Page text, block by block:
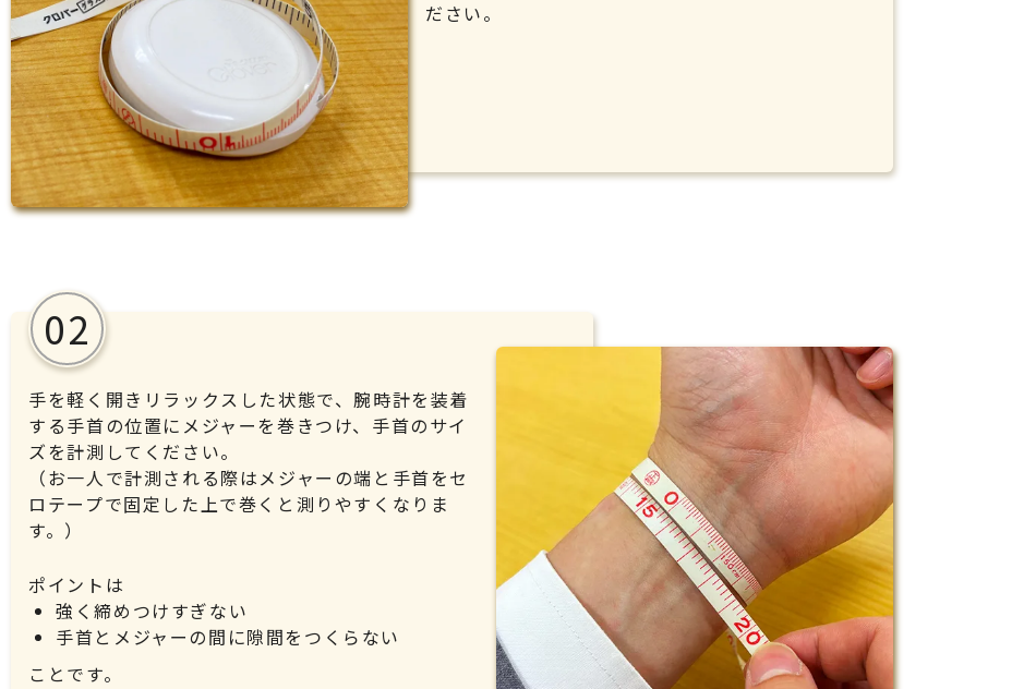
ださい。
手を軽く開きリラックスした状態で、腕時計を装着
する手首の位置にメジャーを巻きつけ、手首のサイ
ズを計測してください。
（お一人で計測される際はメジャーの端と手首をセ
ロテープで固定した上で巻くと測りやすくなりま
す。）
ポイントは
強く締めつけすぎない
手首とメジャーの間に隙間をつくらない
ことです。